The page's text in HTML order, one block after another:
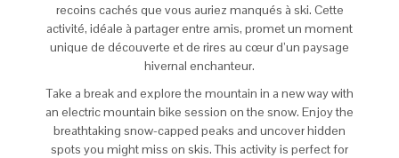
recoins cachés que vous auriez manqués à ski. Cette
activité, idéale à partager entre amis, promet un moment
unique de découverte et de rires au cœur d’un paysage
hivernal enchanteur.
Take a break and explore the mountain in a new way with
an electric mountain bike session on the snow. Enjoy the
breathtaking snow-capped peaks and uncover hidden
spots you might miss on skis. This activity is perfect for